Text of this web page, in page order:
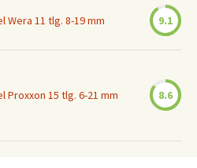
Wera 11 tlg. 8-19 mm 9.1
Proxxon 15 tlg. 6-21 mm 8.6